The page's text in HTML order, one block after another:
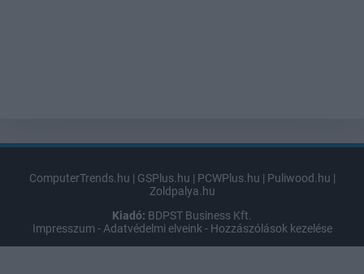
ComputerTrends.hu | GSPlus.hu | PCWPlus.hu | Puliwood.hu |
Zoldpalya.hu
Kiadó: BDPST Business Kft.
Impresszum - Adatvédelmi elveink - Hozzászólások kezelése